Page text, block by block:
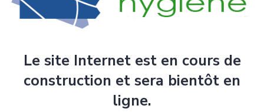
Le site Internet est en cours de
construction et sera bientôt en
ligne.